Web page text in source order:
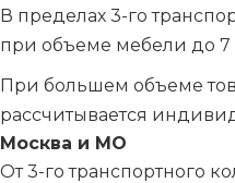
В пределах 3-го
при объеме мебели до 7
При большем объеме
рассчитывается
Москва и МО
От 3-го транспортного